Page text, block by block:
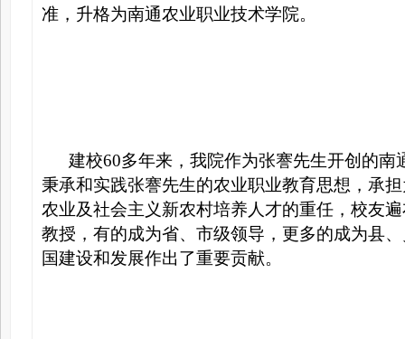
准，升格为南通农业职业技术学院。
建校60多年来，我院作为张謇先生开创的南
秉承和实践张謇先生的农业职业教育思想，承
农业及社会主义新农村培养人才的重任，校友
教授，有的成为省、市级领导，更多的成为县
国建设和发展作出了重要贡献。